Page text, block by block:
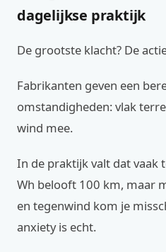
dagelijkse praktijk
De grootste klacht? De
Fabrikanten geven een
omstandigheden: vlak
wind mee.
In de praktijk valt dat vaak
Wh belooft 100 km, maar
en tegenwind kom je
anxiety is echt.